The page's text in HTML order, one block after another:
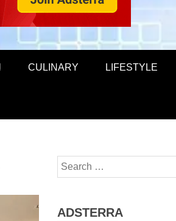
CULINARY LIFESTYLE
Search
for:
ADSTERRA